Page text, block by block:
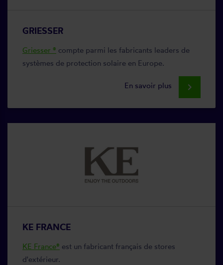
GRIESSER
Griesser ® compte parmi les fabricants leaders de
systèmes de protection solaire en Europe.
En savoir plus keyboard_arrow_right
KE FRANCE
KE France® est un fabricant français de stores
d'extérieur.